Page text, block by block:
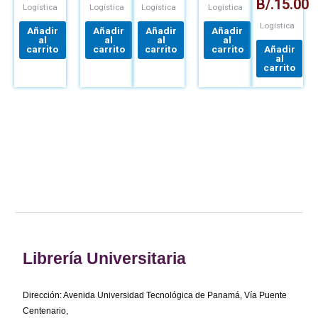
Logística
Añadir
al
carrito
CADENA
SUMINISTRO
Logística
Añadir
al
carrito
DE
Logística
Añadir
al
carrito
DE
Logística
Añadir
al
carrito
CADENA
B/.15.00
Logística
Añadir
al
carrito
Librería Universitaria
Dirección: Avenida Universidad Tecnológica de Panamá, Vía Puente
Centenario,